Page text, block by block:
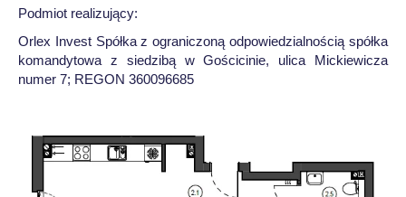
Podmiot realizujący:
Orlex Invest Spółka z ograniczoną odpowiedzialnością spółka
komandytowa z siedzibą w Gościcinie, ulica Mickiewicza
numer 7; REGON 360096685